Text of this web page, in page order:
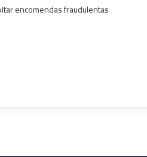
encomendas fraudulentas.